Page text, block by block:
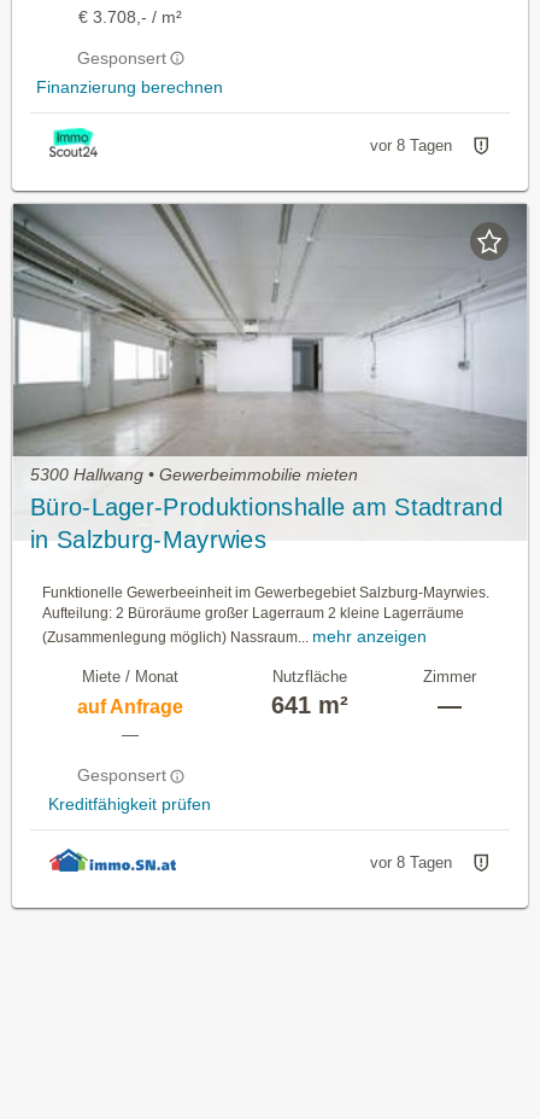
€ 3.708,- / m²
Gesponsert
Finanzierung berechnen
vor 8 Tagen
5300 Hallwang • Gewerbeimmobilie mieten
Büro-Lager-Produktionshalle am Stadtrand
in Salzburg-Mayrwies
Funktionelle Gewerbeeinheit im Gewerbegebiet Salzburg-Mayrwies.
Aufteilung: 2 Büroräume großer Lagerraum 2 kleine Lagerräume
(Zusammenlegung möglich) Nassraum... mehr anzeigen
Miete / Monat
auf Anfrage
—
Gesponsert
Kreditfähigkeit prüfen
Nutzfläche
641 m²
Zimmer
—
vor 8 Tagen